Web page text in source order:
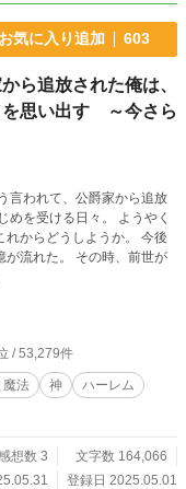
？ 周囲の反応をよそに、
起こす
私は、私の道を行く！ 王
ものを愛でつつやりたいこ
お気に入り追加 603
ら追放された俺は、
を思い出す ～今さら
言われて、公爵家から追放
めを受ける日々。 ようやく
からどうしようか。 今後
が流れた。 その時、前世が
/ 53,279件
魔法 神
ハーレム
想数 3
文字数 164,066
登録日 2025.05.01